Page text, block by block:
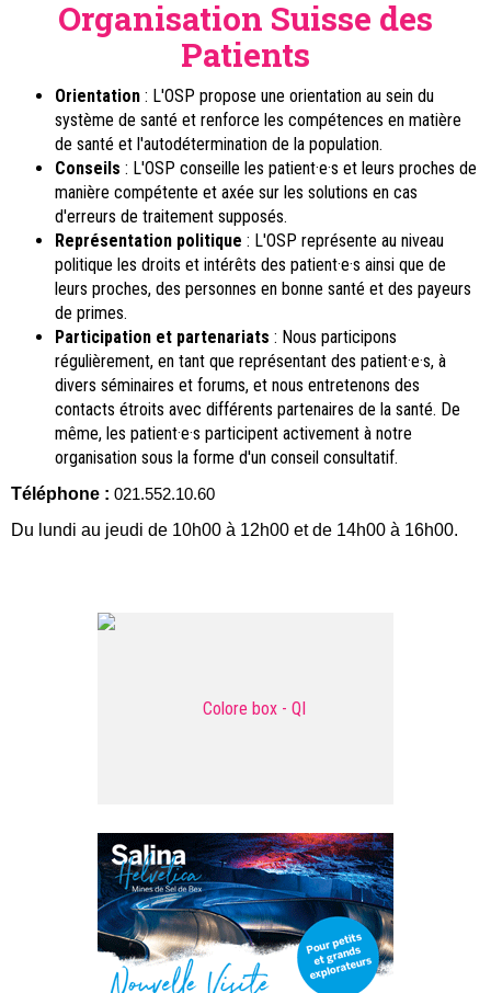
Organisation Suisse des
Patients
Orientation : L'OSP propose une orientation au sein du
système de santé et renforce les compétences en matière
de santé et l'autodétermination de la population.
Conseils : L'OSP conseille les patient·e·s et leurs proches de
manière compétente et axée sur les solutions en cas
d'erreurs de traitement supposés.
Représentation politique : L'OSP représente au niveau
politique les droits et intérêts des patient·e·s ainsi que de
leurs proches, des personnes en bonne santé et des payeurs
de primes.
Participation et partenariats : Nous participons
régulièrement, en tant que représentant des patient·e·s, à
divers séminaires et forums, et nous entretenons des
contacts étroits avec différents partenaires de la santé. De
même, les patient·e·s participent activement à notre
organisation sous la forme d'un conseil consultatif.
Téléphone : 021.552.10.60
Du lundi au jeudi de 10h00 à 12h00 et de 14h00 à 16h00.